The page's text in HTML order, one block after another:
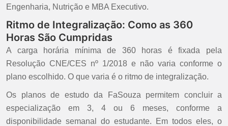
Engenharia, Nutrição e MBA Executivo.
Ritmo de Integralização: Como as 360
Horas São Cumpridas
A carga horária mínima de 360 horas é fixada pela
Resolução CNE/CES nº 1/2018 e não varia conforme o
plano escolhido. O que varia é o ritmo de integralização.
Os planos de estudo da FaSouza permitem concluir a
especialização em 3, 4 ou 6 meses, conforme a
disponibilidade semanal do estudante. Em todos eles, o